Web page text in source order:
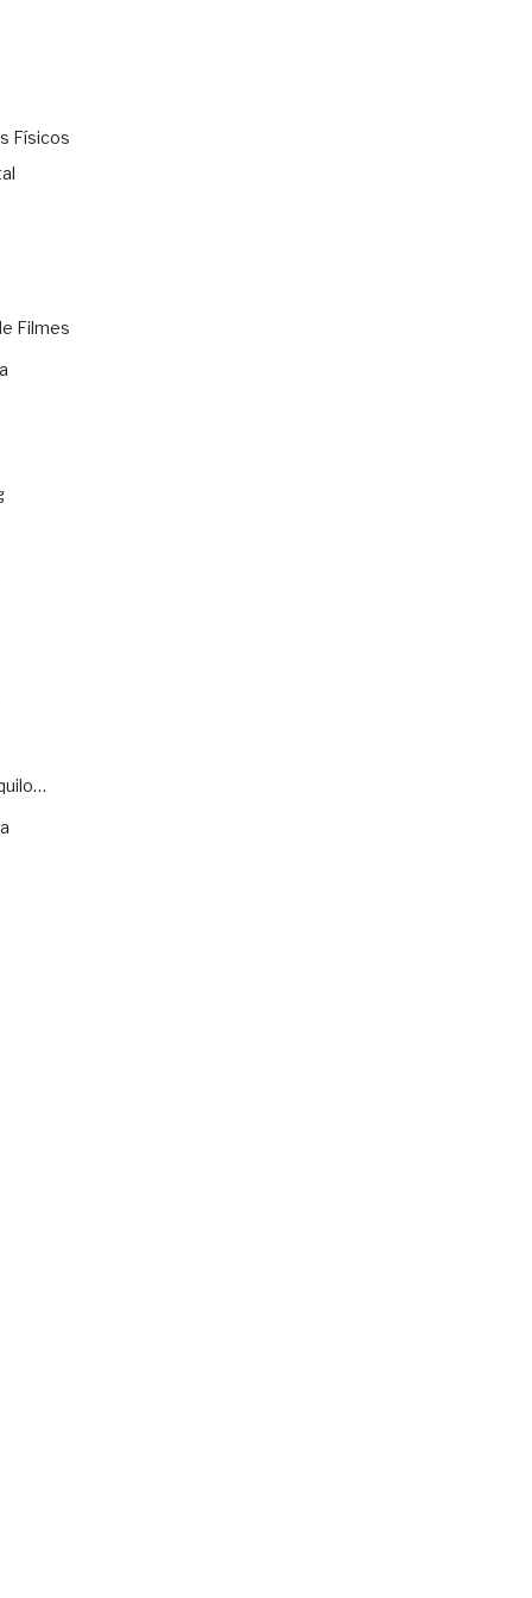
Físicos
Filmes